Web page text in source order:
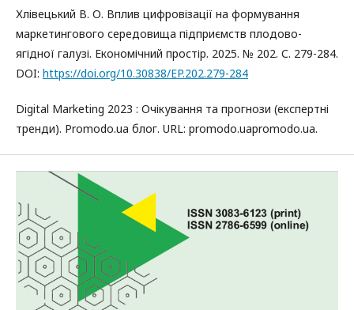
Хлівецький В. О. Вплив цифровізації на формування
маркетингового середовища підприємств плодово-
ягідної галузі. Економічний простір. 2025. № 202. С. 279-284.
DOI: https://doi.org/10.30838/EP.202.279-284
Digital Marketing 2023 : Очікування та прогнози (експертні
тренди). Promodo.ua блог. URL: promodo.uapromodo.ua.